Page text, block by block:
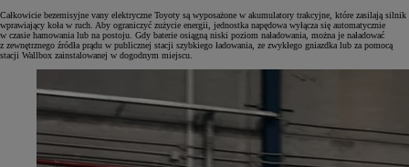
Całkowicie bezemisyjne vany elektryczne Toyoty są wyposażone w akumulatory trakcyjne, które zasilają silnik
wprawiający koła w ruch. Aby ograniczyć zużycie energii, jednostka napędowa wyłącza się automatycznie
w czasie hamowania lub na postoju. Gdy baterie osiągną niski poziom naładowania, można je naładować
z zewnętrznego źródła prądu w publicznej stacji szybkiego ładowania, ze zwykłego gniazdka lub za pomocą
stacji Wallbox zainstalowanej w dogodnym miejscu.